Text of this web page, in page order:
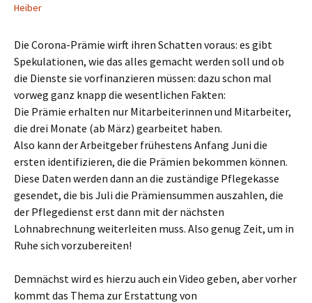
Heiber
Die Corona-Prämie wirft ihren Schatten voraus: es gibt
Spekulationen, wie das alles gemacht werden soll und ob
die Dienste sie vorfinanzieren müssen: dazu schon mal
vorweg ganz knapp die wesentlichen Fakten:
Die Prämie erhalten nur Mitarbeiterinnen und Mitarbeiter,
die drei Monate (ab März) gearbeitet haben.
Also kann der Arbeitgeber frühestens Anfang Juni die
ersten identifizieren, die die Prämien bekommen können.
Diese Daten werden dann an die zuständige Pflegekasse
gesendet, die bis Juli die Prämiensummen auszahlen, die
der Pflegedienst erst dann mit der nächsten
Lohnabrechnung weiterleiten muss. Also genug Zeit, um in
Ruhe sich vorzubereiten!
Demnächst wird es hierzu auch ein Video geben, aber vorher
kommt das Thema zur Erstattung von